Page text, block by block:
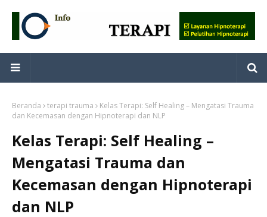
Beranda terapi trauma
Kelas Terapi: Self Healing – Mengatasi Trauma
dan Kecemasan dengan Hipnoterapi dan NLP
Kelas Terapi: Self Healing –
Mengatasi Trauma dan
Kecemasan dengan Hipnoterapi
dan NLP